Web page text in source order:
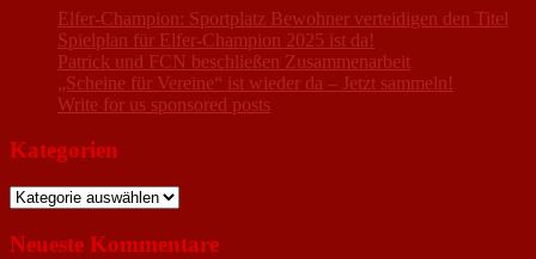
Elfer-Champion: Sportplatz Bewohner verteidigen den Titel
Spielplan für Elfer-Champion 2025 ist da!
Patrick und FCN beschließen Zusammenarbeit
„Scheine für Vereine“ ist wieder da – Jetzt sammeln!
Write for us sponsored posts
Kategorien
Kategorien
Neueste Kommentare